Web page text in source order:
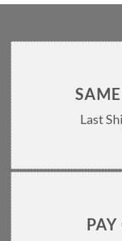
Last